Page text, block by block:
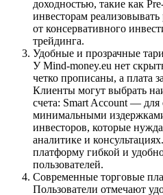
доходностью, такие как
инвесторам
от консервативного
трейдинга.
Удобные и прозрачные
У Mind-money.eu нет
четко прописаны, а плата
Клиенты могут выбрать
счета: Smart Account — для
минимальными
инвесторов, которые
аналитике и
платформу гибкой и
пользователей.
Современные торговые
Пользователи отмечают